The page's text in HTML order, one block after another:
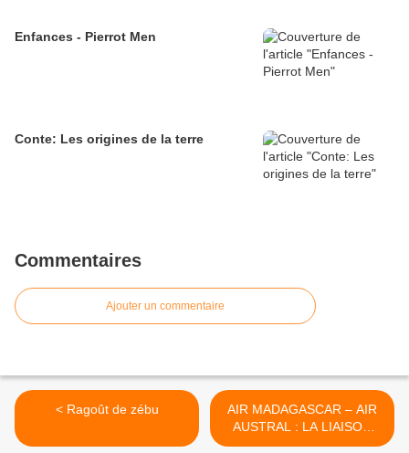
Enfances - Pierrot Men
Conte: Les origines de la terre
Commentaires
Ajouter un commentaire
< Ragoût de zébu
AIR MADAGASCAR – AIR
AUSTRAL : LA LIAISON
FORT-DAUPHIN-TOLIARA-